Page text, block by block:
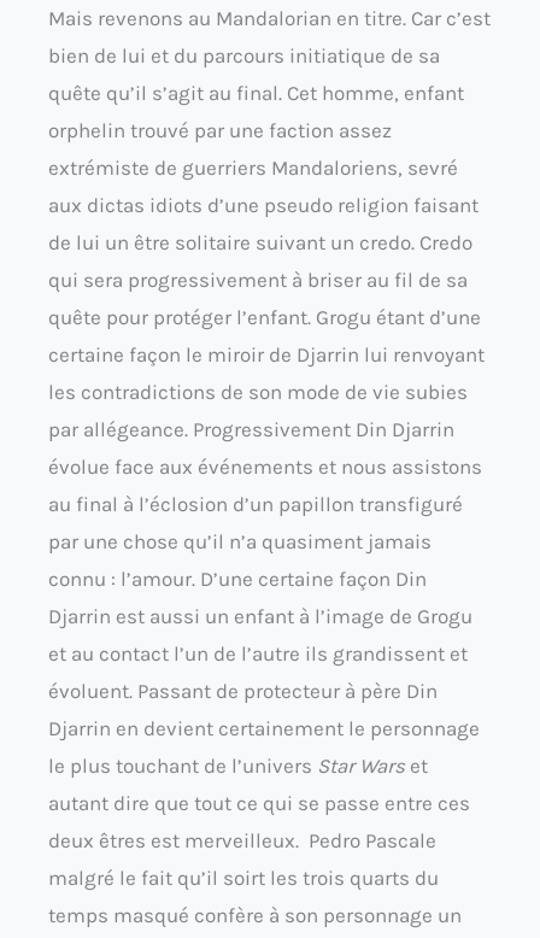
Mais revenons au Mandalorian en titre. Car c’est
bien de lui et du parcours initiatique de sa
quête qu’il s’agit au final. Cet homme, enfant
orphelin trouvé par une faction assez
extrémiste de guerriers Mandaloriens, sevré
aux dictas idiots d’une pseudo religion faisant
de lui un être solitaire suivant un credo. Credo
qui sera progressivement à briser au fil de sa
quête pour protéger l’enfant. Grogu étant d’une
certaine façon le miroir de Djarrin lui renvoyant
les contradictions de son mode de vie subies
par allégeance. Progressivement Din Djarrin
évolue face aux événements et nous assistons
au final à l’éclosion d’un papillon transfiguré
par une chose qu’il n’a quasiment jamais
connu : l’amour. D’une certaine façon Din
Djarrin est aussi un enfant à l’image de Grogu
et au contact l’un de l’autre ils grandissent et
évoluent. Passant de protecteur à père Din
Djarrin en devient certainement le personnage
le plus touchant de l’univers Star Wars et
autant dire que tout ce qui se passe entre ces
deux êtres est merveilleux. Pedro Pascale
malgré le fait qu’il soirt les trois quarts du
temps masqué confère à son personnage un